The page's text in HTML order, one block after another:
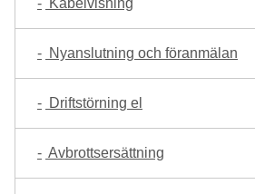
Kabelvisning
Nyanslutning och föranmälan
Driftstörning el
Avbrottsersättning